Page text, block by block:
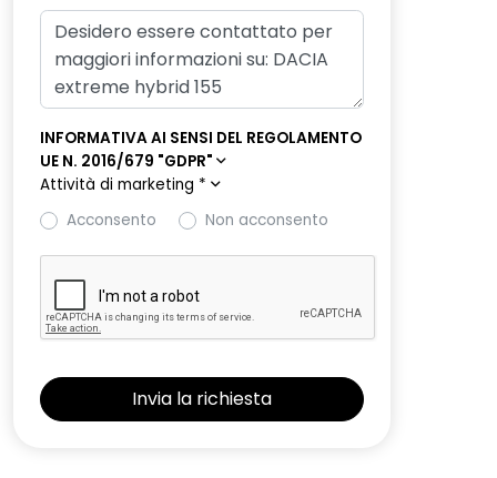
INFORMATIVA AI SENSI DEL REGOLAMENTO
UE N. 2016/679 "GDPR"
Attività di marketing *
Acconsento
Non acconsento